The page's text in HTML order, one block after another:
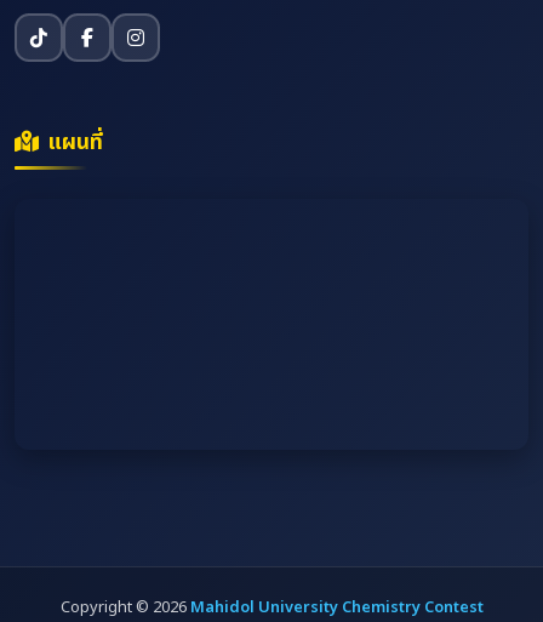
แผนที่
Copyright © 2026 Mahidol University Chemistry Contest